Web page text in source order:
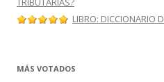
LIBRO: DICCIONARIO
MÁS VOTADOS